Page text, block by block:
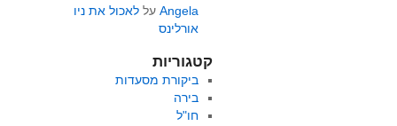
Angelaעל לאכול את ניו
אורלינס
קטגוריות
ביקורת מסעדות
בירה
חו"ל